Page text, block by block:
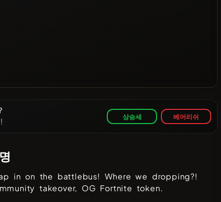
상승세 베어리쉬
in on the battlebus! Where we dropping?!
takeover, OG Fortnite token.